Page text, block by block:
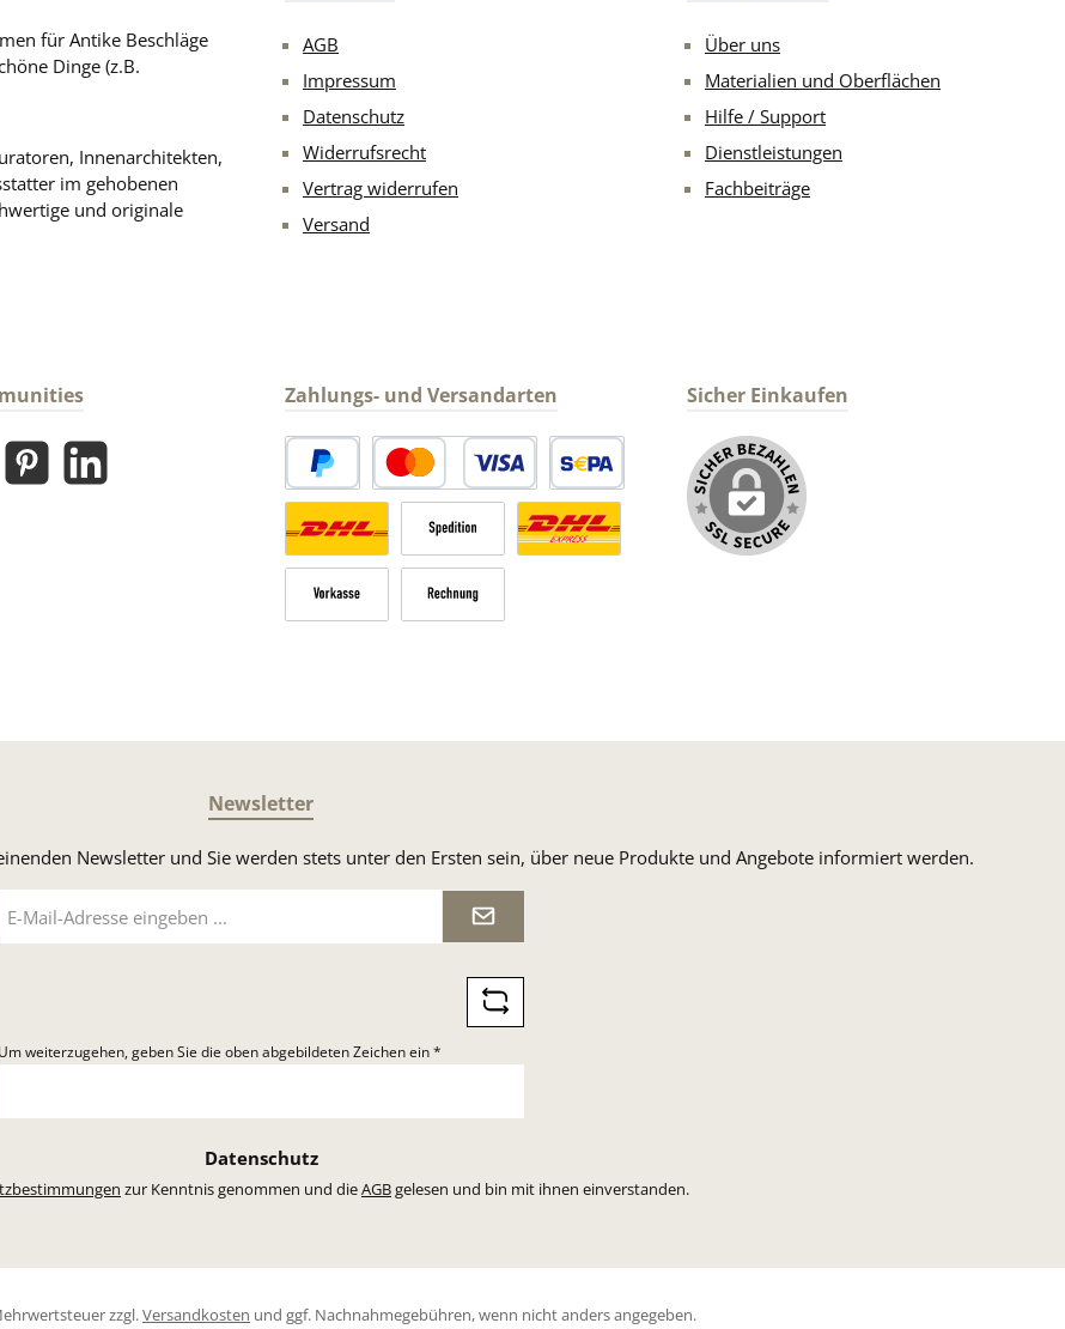
für Antike Beschläge
Dinge (z.B.
Innenarchitekten,
im gehobenen
und originale
AGB
Impressum
Datenschutz
Widerrufsrecht
Vertrag widerrufen
Versand
Über uns
Materialien und Oberflächen
Hilfe / Support
Dienstleistungen
Fachbeiträge
PinterestLinkedIn
Zahlungs- und Versandarten
PayPal Kredit- oder DebitkarteSEPA Lastschrift
Versandkosten Deutschland normaler Versand Deutsche Post
Sperrgut
Sicher Einkaufen
Newsletter
Newsletter und Sie werden stets unter den Ersten sein, über neue Produkte und Angebote informiert werden.
Mail-
Um weiterzugehen, geben Sie die oben abgebildeten Zeichen ein*
Datenschutz
zur Kenntnis genommen und dieAGBgelesen und bin mit ihnen einverstanden.
zzgl.Versandkosten und ggf. Nachnahmegebühren, wenn nicht anders angegeben.